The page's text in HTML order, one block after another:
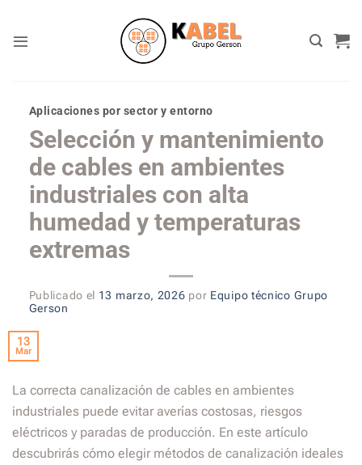
content
Aplicaciones por sector y entorno
Selección y mantenimiento
de cables en ambientes
industriales con alta
humedad y temperaturas
extremas
Publicado el 13 marzo, 2026 por Equipo técnico Grupo
Gerson
13
Mar
La correcta canalización de cables en ambientes
industriales puede evitar averías costosas, riesgos
eléctricos y paradas de producción. En este artículo
descubrirás cómo elegir métodos de canalización ideales